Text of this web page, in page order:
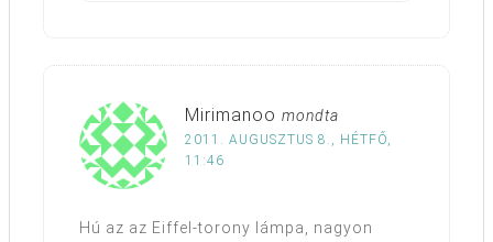
Mirimanoo mondta
2011. AUGUSZTUS 8., HÉTFŐ,
11:46
Hú az az Eiffel-torony lámpa, nagyon